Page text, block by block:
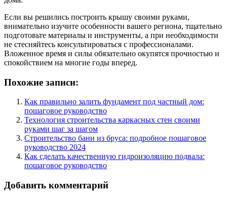
Если вы решились построить крышу своими руками,
внимательно изучите особенности вашего региона, тщательно
подготовьте материалы и инструменты, а при необходимости
не стесняйтесь консультироваться с профессионалами.
Вложенное время и силы обязательно окупятся прочностью и
спокойствием на многие годы вперед.
Похожие записи:
Как правильно залить фундамент под частный дом:
пошаговое руководство
Технология строительства каркасных стен своими
руками шаг за шагом
Строительство бани из бруса: подробное пошаговое
руководство 2024
Как сделать качественную гидроизоляцию подвала:
пошаговое руководство
Добавить комментарий